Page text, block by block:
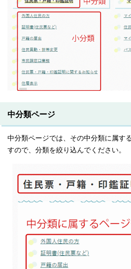
中分類ページ
中分類ページでは、その中分類に属す
すので、分類を絞り込んでください。